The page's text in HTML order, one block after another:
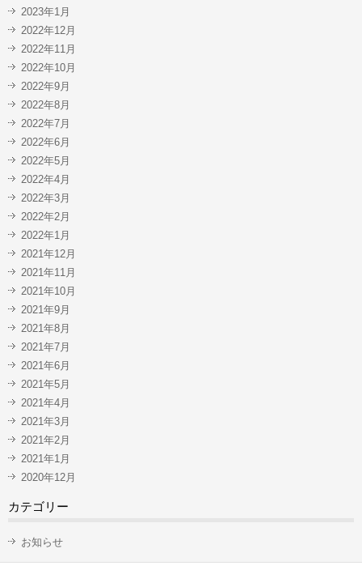
2023年1月
2022年12月
2022年11月
2022年10月
2022年9月
2022年8月
2022年7月
2022年6月
2022年5月
2022年4月
2022年3月
2022年2月
2022年1月
2021年12月
2021年11月
2021年10月
2021年9月
2021年8月
2021年7月
2021年6月
2021年5月
2021年4月
2021年3月
2021年2月
2021年1月
2020年12月
カテゴリー
お知らせ